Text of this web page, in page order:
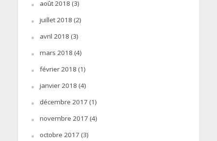
août 2018 (3)
juillet 2018 (2)
avril 2018 (3)
mars 2018 (4)
février 2018 (1)
janvier 2018 (4)
décembre 2017 (1)
novembre 2017 (4)
octobre 2017 (3)